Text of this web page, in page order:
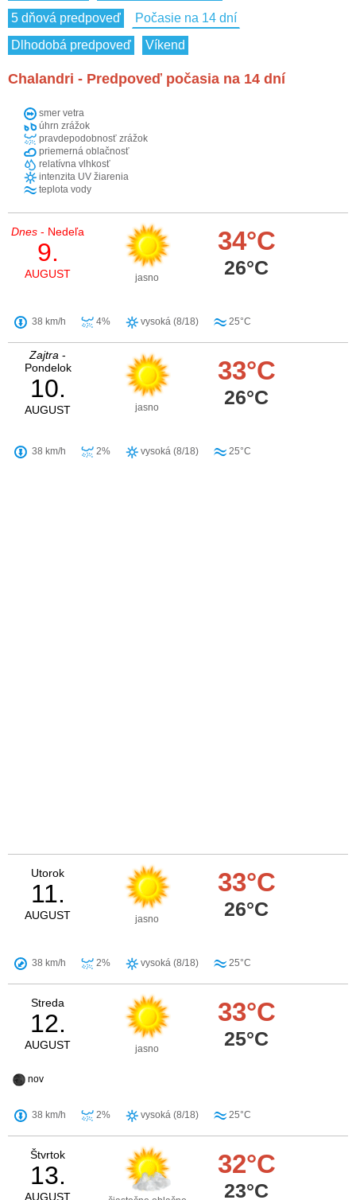
5 dňová predpoveď
Počasie na 14 dní
Dlhodobá predpoveď
Víkend
Chalandri - Predpoveď počasia na 14 dní
smer vetra
úhrn zrážok
pravdepodobnosť zrážok
priemerná oblačnosť
relatívna vlhkosť
intenzita UV žiarenia
teplota vody
Dnes - Nedeľa
9.
AUGUST jasno
34°C
26°C
38 km/h 4% vysoká (8/18) 25°C
Zajtra -
Pondelok
10.
AUGUST jasno
33°C
26°C
38 km/h 2% vysoká (8/18) 25°C
Utorok
11.
AUGUST jasno
33°C
26°C
38 km/h 2% vysoká (8/18) 25°C
Streda
12.
AUGUST jasno
33°C
25°C
nov
38 km/h 2% vysoká (8/18) 25°C
Štvrtok
13.
AUGUST
32°C
23°C